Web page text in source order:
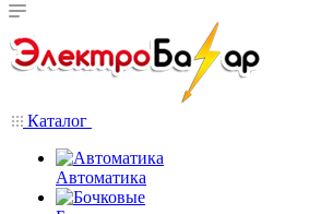
Каталог
Автоматика